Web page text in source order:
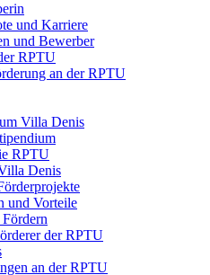
und Karriere
und Bewerber
RPTU
an der RPTU
Villa Denis
RPTU
Denis
und Vorteile
der RPTU
an der RPTU